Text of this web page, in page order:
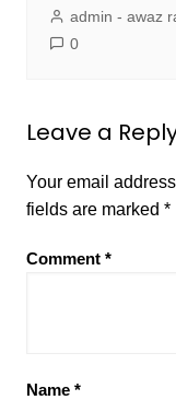
admin - awaz
0
Leave a
Your email
fields are marked *
Comment *
Name *